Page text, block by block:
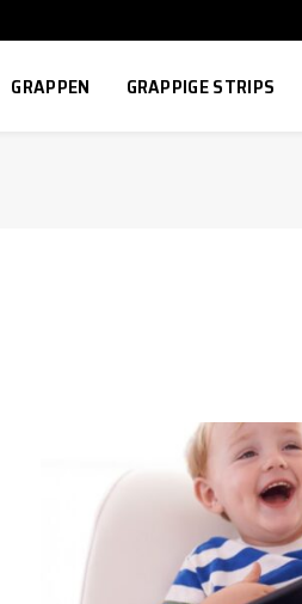
GRAPPEN GRAPPIGE STRIPS